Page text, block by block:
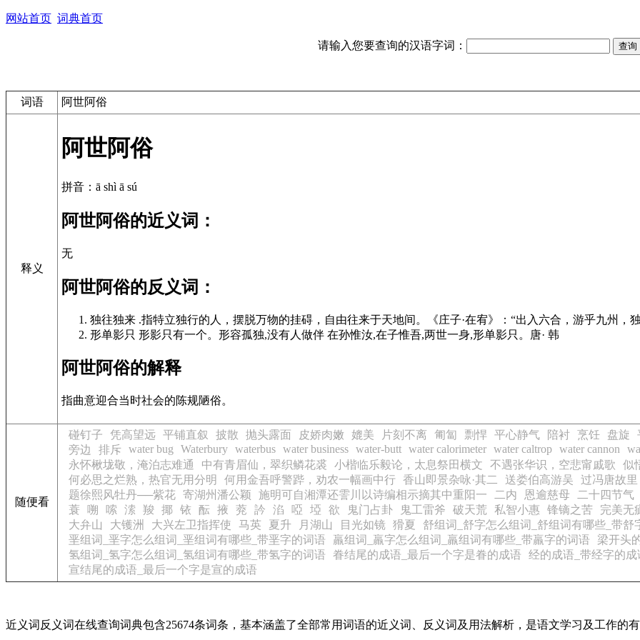
网站首页 词典首页
请输入您要查询的汉语字词：
词语 阿世阿俗
释义
阿世阿俗
拼音：ā shì ā sú
阿世阿俗的近义词：
无
阿世阿俗的反义词：
独往独来 .指特立独行的人，摆脱万物的挂碍，自由往来于天地间。《庄子·在宥》：“出入六合，游乎九州，
形单影只 形影只有一个。形容孤独,没有人做伴 在孙惟汝,在子惟吾,两世一身,形单影只。唐· 韩
阿世阿俗的解释
指曲意迎合当时社会的陈规陋俗。
随便看
碰钉子 凭高望远 平铺直叙 披散 抛头露面 皮娇肉嫩 媲美 片刻不离 匍匐 剽悍 平心静气 陪衬 烹饪 盘旋
旁边
排斥 water bug Waterbury waterbus water business water-butt water calorimeter water caltrop water cannon
永怀楸垅敬，淹泊志难通
中有青眉仙，翠织鳞花裘 小楷临乐毅论，太息祭田横文 不遇张华识，空悲甯戚歌 似
何必思之烂熟，热官无用分明
何用金吾呼警跸，劝农一幅画中行 香山即景杂咏·其二 送娄伯高游吴 过冯唐故里
题徐熙风牡丹──紫花 寄湖州潘公颖 施明可自湘潭还霅川以诗编相示摘其中重阳一 二内 恩逾慈母 二十四节气
蓑
嗍 嗦 溹 羧 揶 铱 酝 掖 萒 訡 淊 啞 埡 欲 鬼门占卦 鬼工雷斧 破天荒 私智小惠 锋镝之苦 完美无
大弁山
大镬洲 大兴左卫指挥使 马英 夏升 月湖山 目光如镜 猾夏 舒组词_舒字怎么组词_舒组词有哪些_带舒
垩组词_垩字怎么组词_垩组词有哪些_带垩字的词语
羸组词_羸字怎么组词_羸组词有哪些_带羸字的词语
梁开头
氢组词_氢字怎么组词_氢组词有哪些_带氢字的词语
眷结尾的成语_最后一个字是眷的成语 经的成语_带经字的
宣结尾的成语_最后一个字是宣的成语
近义词反义词在线查询词典包含25674条词条，基本涵盖了全部常用词语的近义词、反义词及用法解析，是语文学习及工作的有